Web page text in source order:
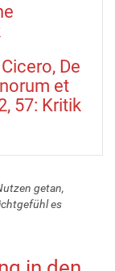
De
et
57: Kritik
getan,
es